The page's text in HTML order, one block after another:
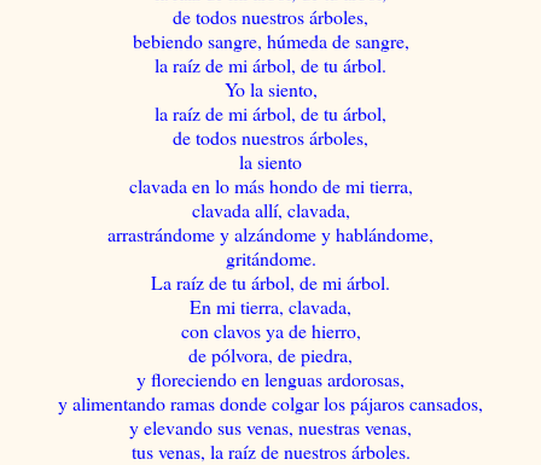
de todos nuestros árboles,
bebiendo sangre, húmeda de sangre,
la raíz de mi árbol, de tu árbol.
Yo la siento,
la raíz de mi árbol, de tu árbol,
de todos nuestros árboles,
la siento
clavada en lo más hondo de mi tierra,
clavada allí, clavada,
arrastrándome y alzándome y hablándome,
gritándome.
La raíz de tu árbol, de mi árbol.
En mi tierra, clavada,
con clavos ya de hierro,
de pólvora, de piedra,
y floreciendo en lenguas ardorosas,
y alimentando ramas donde colgar los pájaros cansados,
y elevando sus venas, nuestras venas,
tus venas, la raíz de nuestros árboles.